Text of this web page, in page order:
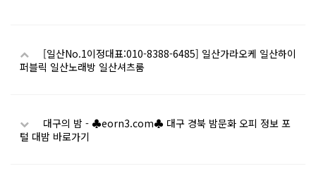
[일산No.1이정대표:010-8388-6485] 일산가라오케 일산하이
퍼블릭 일산노래방 일산셔츠룸
대구의 밤 - ♣eorn3.com♣ 대구 경북 밤문화 오피 정보 포
털 대밤 바로가기